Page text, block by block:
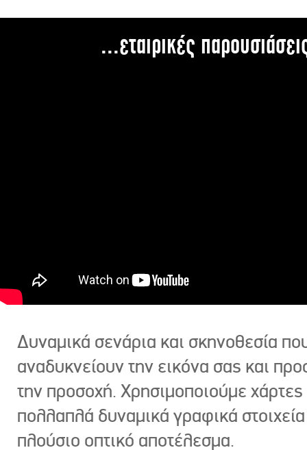
...εταιρικές
Δυναμικά σενάρια και σκηνοθεσία
αναδυκνείουν την εικόνα σας και
την προσοχή. Χρησιμοποιούμε χάρτες
πολλαπλά δυναμικά γραφικά στοιχεία
πλούσιο οπτικό αποτέλεσμα.